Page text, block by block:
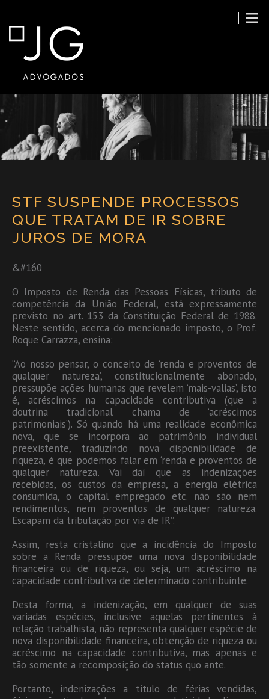
STF SUSPENDE PROCESSOS
QUE TRATAM DE IR SOBRE
JUROS DE MORA
&#160
O Imposto de Renda das Pessoas Físicas, tributo de
competência da União Federal, está expressamente
previsto no art. 153 da Constituição Federal de 1988.
Neste sentido, acerca do mencionado imposto, o Prof.
Roque Carrazza, ensina:
“Ao nosso pensar, o conceito de ‘renda e proventos de
qualquer natureza’, constitucionalmente abonado,
pressupõe ações humanas que revelem ‘mais-valias’, isto
é, acréscimos na capacidade contributiva (que a
doutrina tradicional chama de ‘acréscimos
patrimoniais’). Só quando há uma realidade econômica
nova, que se incorpora ao patrimônio individual
preexistente, traduzindo nova disponibilidade de
riqueza, é que podemos falar em ‘renda e proventos de
qualquer natureza’. Vai daí que as indenizações
recebidas, os custos da empresa, a energia elétrica
consumida, o capital empregado etc. não são nem
rendimentos, nem proventos de qualquer natureza.
Escapam da tributação por via de IR”.
Assim, resta cristalino que a incidência do Imposto
sobre a Renda pressupõe uma nova disponibilidade
financeira ou de riqueza, ou seja, um acréscimo na
capacidade contributiva de determinado contribuinte.
Desta forma, a indenização, em qualquer de suas
variadas espécies, inclusive aquelas pertinentes à
relação trabalhista, não representa qualquer espécie de
nova disponibilidade financeira, obtenção de riqueza ou
acréscimo na capacidade contributiva, mas apenas e
tão somente a recomposição do status quo ante.
Portanto, indenizações a titulo de férias vendidas,